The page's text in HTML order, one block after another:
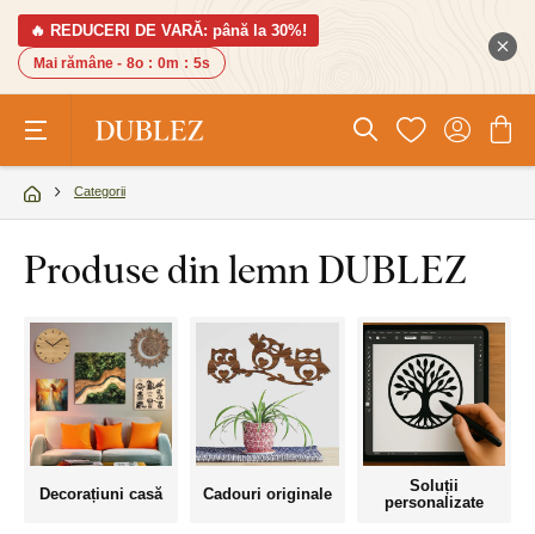
🔥 REDUCERI DE VARĂ: până la 30%!
Mai rămâne - 8o : 0m : 5s
Categorii
Produse din lemn DUBLEZ
Decorațiuni casă Cadouri originale
Soluții
personalizate